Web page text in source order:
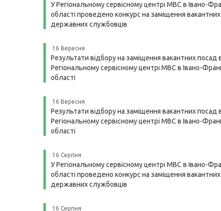
У Регіональному сервісному центрі МВС в Івано-
області проведено конкурс на заміщення
державних службовців
16 Вересня
Результати відбору на заміщення вакантних посад
Регіональному сервісному центрі МВС в Івано-
області
16 Вересня
Результати відбору на заміщення вакантних посад
Регіональному сервісному центрі МВС в Івано-
області
16 Серпня
У Регіональному сервісному центрі МВС в Івано-
області проведено конкурс на заміщення
державних службовців
16 Серпня